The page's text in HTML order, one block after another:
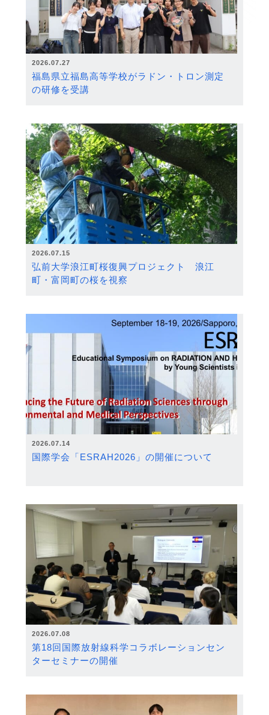
2026.07.27
福島県立福島高等学校がラドン・トロン測定
の研修を受講
2026.07.15
弘前大学浪江町桜復興プロジェクト 浪江
町・富岡町の桜を視察
2026.07.14
国際学会「ESRAH2026」の開催について
2026.07.08
第18回国際放射線科学コラボレーションセン
ターセミナーの開催